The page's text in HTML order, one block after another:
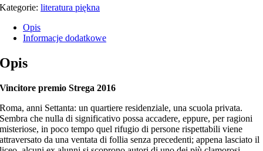
Kategorie:literatura piękna
Opis
Informacje dodatkowe
Opis
Vincitore premio Strega 2016
Roma, anni Settanta: un quartiere residenziale, una scuola privata.
Sembra che nulla di significativo possa accadere, eppure, per ragioni
misteriose, in poco tempo quel rifugio di persone rispettabili viene
attraversato da una ventata di follia senza precedenti; appena lasciato il